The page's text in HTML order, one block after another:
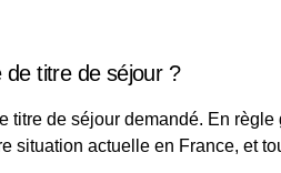
titre de séjour ?
de séjour demandé. En
situation actuelle en France, et